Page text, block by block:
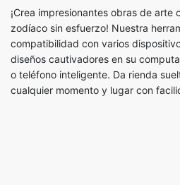
¡Crea impresionantes obras de arte
zodíaco sin esfuerzo! Nuestra
compatibilidad con varios
diseños cautivadores en su
o teléfono inteligente. Da rienda
cualquier momento y lugar con